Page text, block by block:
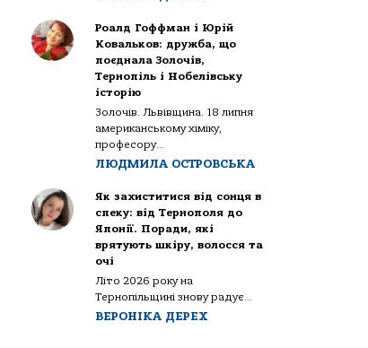
Роалд Гоффман і Юрій
Ковальков: дружба, що
поєднала Золочів,
Тернопіль і Нобелівську
історію
Золочів. Львівщина. 18 липня
американському хіміку,
професору...
ЛЮДМИЛА ОСТРОВСЬКА
Як захиститися від сонця в
спеку: від Тернополя до
Японії. Поради, які
врятують шкіру, волосся та
очі
Літо 2026 року на
Тернопільщині знову радує...
ВЕРОНІКА ДЕРЕХ